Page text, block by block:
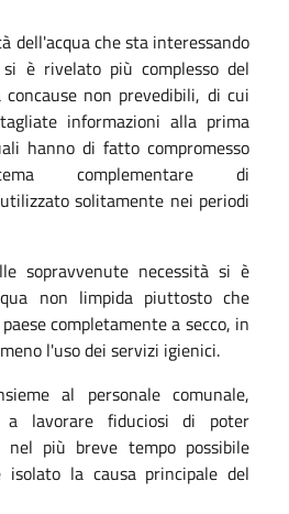
dell'acqua che sta interessando
è rivelato più complesso del
non prevedibili, di cui
informazioni alla prima
hanno di fatto compromesso
complementare di
solitamente nei periodi
sopravvenute necessità si è
non limpida piuttosto che
completamente a secco, in
l'uso dei servizi igienici.
al personale comunale,
a lavorare fiduciosi di poter
nel più breve tempo possibile
isolato la causa principale del